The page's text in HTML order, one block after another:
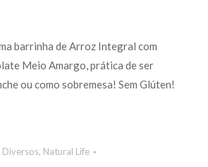
barrinha de Arroz Integral com
Meio Amargo, prática de ser
ou como sobremesa! Sem Glúten!
, Natural Life